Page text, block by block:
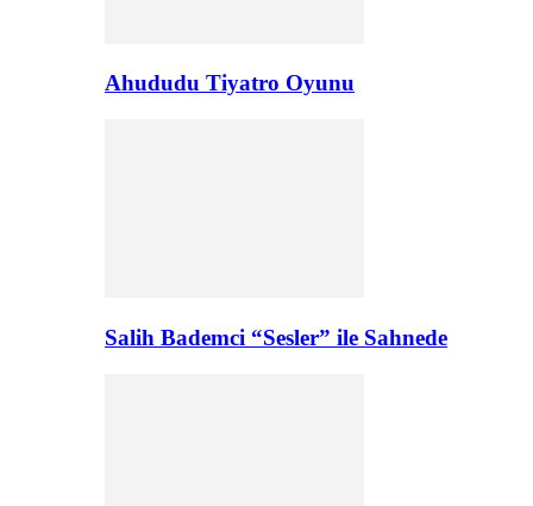
Ahududu Tiyatro Oyunu
Salih Bademci “Sesler” ile Sahnede